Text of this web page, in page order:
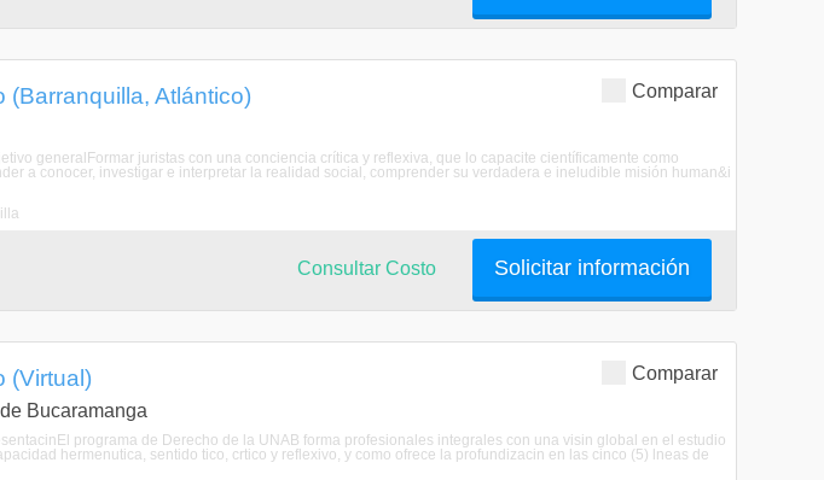
Comparar
(Barranquilla, Atlántico)
generalFormar juristas con una conciencia crítica y reflexiva, que lo capacite científicamente como
a conocer, investigar e interpretar la realidad social, comprender su verdadera e ineludible misión human&i
Solicitar información
Consultar Costo
Comparar
(Virtual)
Bucaramanga
programa de Derecho de la UNAB forma profesionales integrales con una visin global en el estudio
hermenutica, sentido tico, crtico y reflexivo, y como ofrece la profundizacin en las cinco (5) lneas de